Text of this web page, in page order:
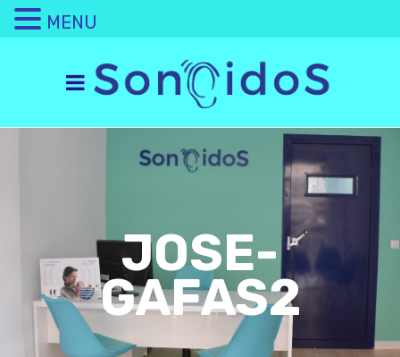
JOSE-
GAFAS2
MENU